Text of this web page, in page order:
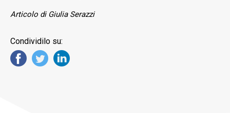
Articolo di Giulia Serazzi
Condividilo su: